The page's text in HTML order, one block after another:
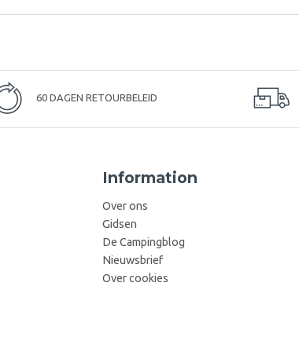
60 DAGEN RETOURBELEID
Information
Over ons
Gidsen
De Campingblog
Nieuwsbrief
Over cookies